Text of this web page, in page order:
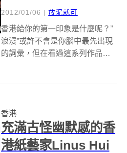
2012/01/06 | 放泥就可
香港給你的第一印象是什麼呢？”
浪漫”或許不會是你腦中最先出現
的詞彙，但在看過這系列作品，
接觸這樣的攝影方式，並對其...
香港
充滿古怪幽默感的香
港紙藝家Linus Hui